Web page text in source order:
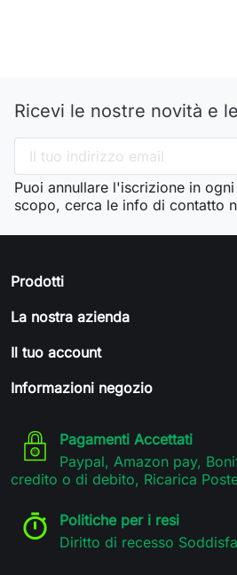
Ricevi le nostre novità e
Puoi annullare l'iscrizione in
scopo, cerca le info di contatto
Prodotti
La nostra azienda
Il tuo account
Informazioni negozio
Pagamenti Accettati
Paypal, Amazon pay,
credito o di debito, Ricarica
Politiche per i resi
Diritto di recesso